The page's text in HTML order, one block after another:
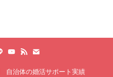
自治体の婚活サポート実績